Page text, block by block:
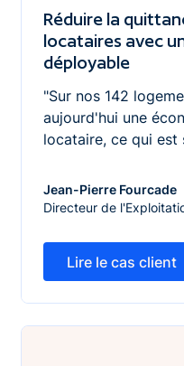
Réduire la
locataires avec
déployable
"Sur nos 142
aujourd'hui une
locataire, ce qui est
Jean-Pierre Fourcade
Directeur de
Lire le cas client
Lire le cas client